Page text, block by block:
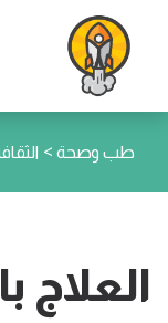
طب وصحة >
العلاج